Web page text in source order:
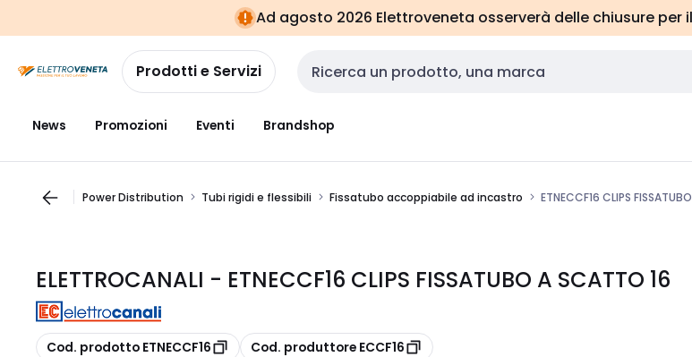
navigazionealla
pagina
Ad agosto 2026 Elettroveneta osserverà delle chiusure per
Prodotti e Servizi Cerca input
News Promozioni Eventi Brandshop
Power Distribution Tubi rigidi e flessibili Fissatubo accoppiabile ad incastro ETNECCF16 CLIPS
ELETTROCANALI - ETNECCF16 CLIPS FISSATUBO A SCATTO 16
copia
Cod. prodotto ETNECCF16 copia
Cod. produttore ECCF16